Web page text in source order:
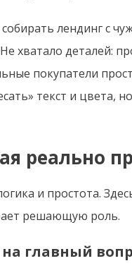
лендинг с
хватало деталей:
покупатели
текст и цвета,
реально
и простота.
решающую роль.
главный